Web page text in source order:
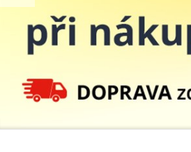
✉️ DÁRKOVÉ POUKAZY
Auto - moto
Beletrie pro děti
Beletrie pro dospělé
Byznys a ekonomie